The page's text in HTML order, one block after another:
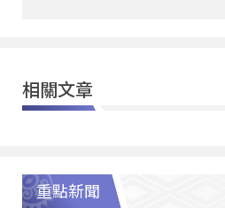
相關文章
重點新聞